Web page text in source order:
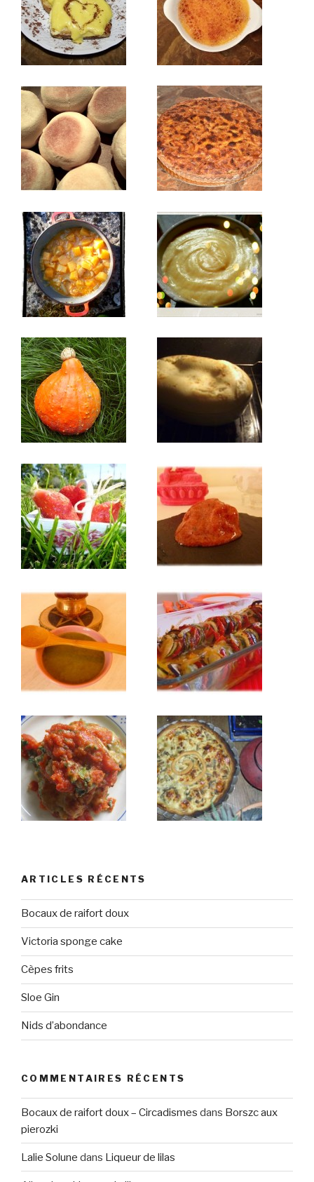
ARTICLES RÉCENTS
Bocaux de raifort doux
Victoria sponge cake
Cèpes frits
Sloe Gin
Nids d’abondance
COMMENTAIRES RÉCENTS
Bocaux de raifort doux – Circadismes dans Borszc aux
pierozki
Lalie Solune dans Liqueur de lilas